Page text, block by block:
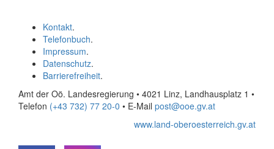
Kontakt.
Telefonbuch.
Impressum.
Datenschutz.
Barrierefreiheit.
Amt der Oö. Landesregierung • 4021 Linz, Landhausplatz 1 •
Telefon (+43 732) 77 20-0 • E-Mail post@ooe.gv.at
www.land-oberoesterreich.gv.at